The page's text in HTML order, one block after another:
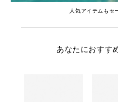
人気アイテムもセ
あなたにおすす